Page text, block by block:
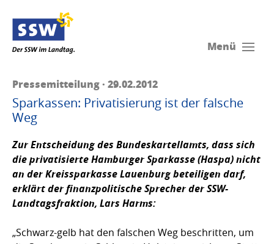
Menü
Pressemitteilung · 29.02.2012
Sparkassen: Privatisierung ist der falsche
Weg
Zur Entscheidung des Bundeskartellamts, dass sich
die privatisierte Hamburger Sparkasse (Haspa) nicht
an der Kreissparkasse Lauenburg beteiligen darf,
erklärt der finanzpolitische Sprecher der SSW-
Landtagsfraktion, Lars Harms:
„Schwarz-gelb hat den falschen Weg beschritten, um